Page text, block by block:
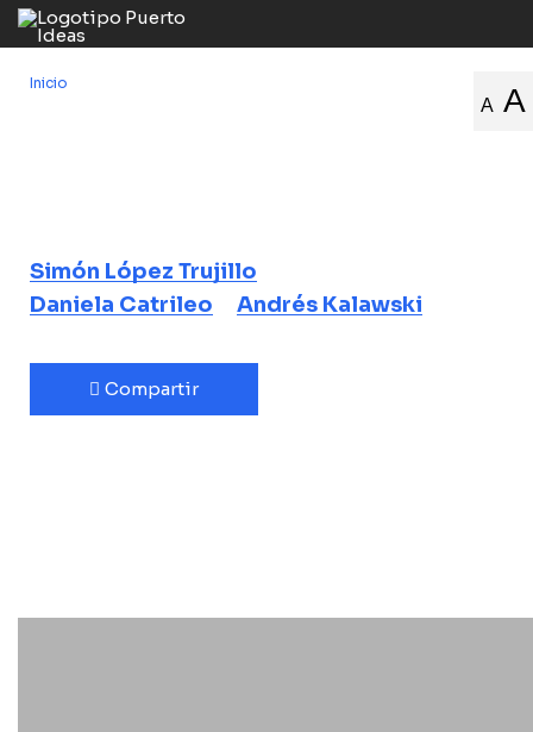
A A
Inicio
Simón López Trujillo
Daniela Catrileo
Andrés Kalawski
Compartir